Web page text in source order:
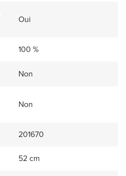
Oui
100 %
Non
Non
201670
52 cm